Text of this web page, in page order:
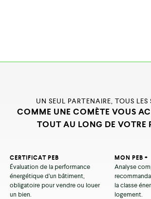
UN SEUL PARTENAIRE, TOUS LES
COMME UNE COMÈTE VOUS
TOUT AU LONG DE VOTRE
CERTIFICAT PEB
Évaluation de la performance
énergétique d’un bâtiment,
obligatoire pour vendre ou louer
un bien.
MON PEB +
Analyse
la classe
logement.